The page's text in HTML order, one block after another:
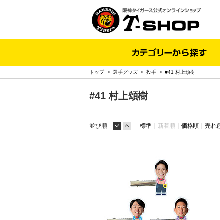
トップ> 選手グッズ > 投手 > #41 村上頌樹
#41 村上頌樹
並び順： 標準 ｜ 新着順｜ 価格順 ｜ 売れ